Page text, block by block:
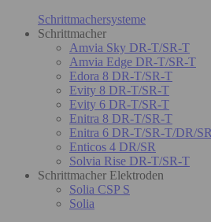
Schrittmachersysteme
Schrittmacher
Amvia Sky DR-T/SR-T
Amvia Edge DR-T/SR-T
Edora 8 DR-T/SR-T
Evity 8 DR-T/SR-T
Evity 6 DR-T/SR-T
Enitra 8 DR-T/SR-T
Enitra 6 DR-T/SR-T/DR/SR
Enticos 4 DR/SR
Solvia Rise DR-T/SR-T
Schrittmacher Elektroden
Solia CSP S
Solia